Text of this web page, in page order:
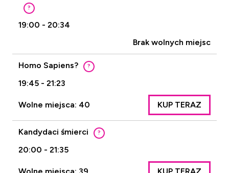
?
19:00 - 20:34
Brak wolnych miejsc
Homo Sapiens? ?
19:45 - 21:23
Wolne miejsca: 40 KUP TERAZ
Kandydaci śmierci ?
20:00 - 21:35